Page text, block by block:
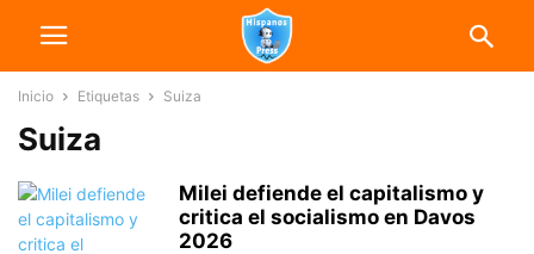
Inicio Etiquetas Suiza
Suiza
Milei defiende el capitalismo y
critica el socialismo en Davos
2026